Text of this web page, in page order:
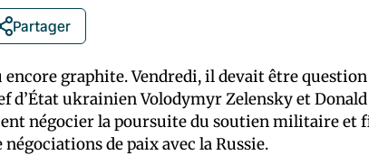
Partager
graphite. Vendredi, il devait être
d’État ukrainien Volodymyr Zelensky et
négocier la poursuite du soutien militaire et
négociations de paix avec la Russie.